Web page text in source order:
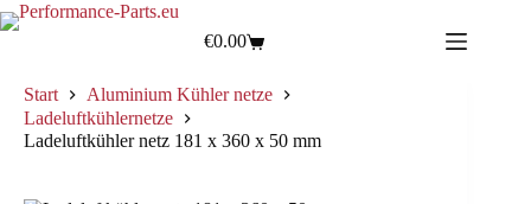
€0.00
Start
Aluminium Kühler netze
Ladeluftkühlernetze
Ladeluftkühler netz 181 x 360 x 50 mm